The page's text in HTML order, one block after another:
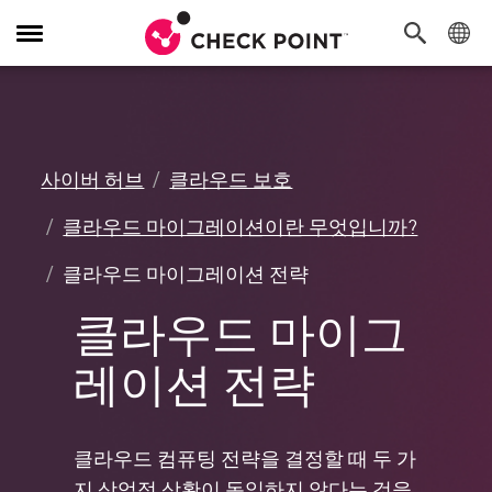
탐
색
사이버 허브
클라우드 보호
클라우드 마이그레이션이란 무엇입니까?
클라우드 마이그레이션 전략
클라우드 마이그
레이션 전략
클라우드 컴퓨팅 전략을 결정할 때 두 가